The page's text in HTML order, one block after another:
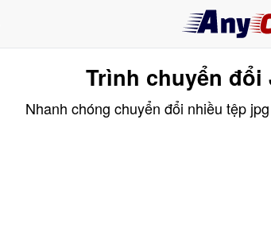
Trình chuyển đổi
Nhanh chóng chuyển đổi nhiều tệp